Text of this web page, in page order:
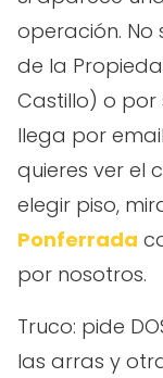
operación. No
de la
Castillo) o por
llega por
quieres ver el
elegir piso,
Ponferrada
por nosotros.
Truco: pide
las arras y